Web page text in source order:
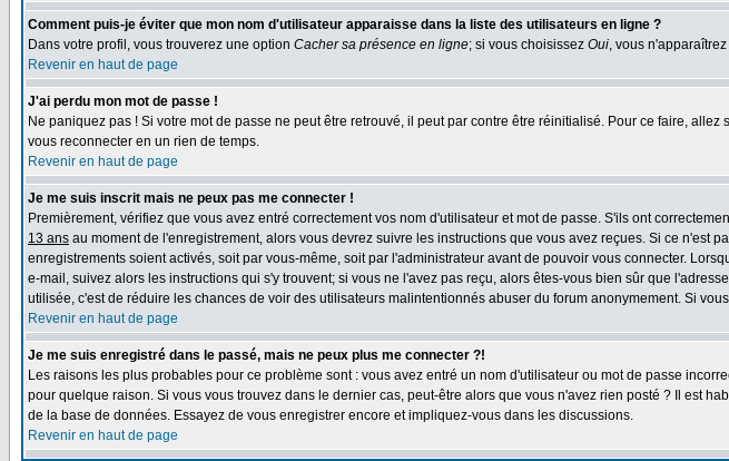
Comment puis-je éviter que mon nom d'utilisateur apparaisse dans la liste des utilisateurs en ligne ?
Dans votre profil, vous trouverez une option Cacher sa présence en ligne; si vous choisissez Oui, vous
Revenir en haut de page
J'ai perdu mon mot de passe !
Ne paniquez pas ! Si votre mot de passe ne peut être retrouvé, il peut par contre être réinitialisé. Pour ce faire,
vous reconnecter en un rien de temps.
Revenir en haut de page
Je me suis inscrit mais ne peux pas me connecter !
Premièrement, vérifiez que vous avez entré correctement vos nom d'utilisateur et mot de passe. S'ils ont
13 ans au moment de l'enregistrement, alors vous devrez suivre les instructions que vous avez reçues. Si ce n'est
enregistrements soient activés, soit par vous-même, soit par l'administrateur avant de pouvoir vous connecter.
e-mail, suivez alors les instructions qui s'y trouvent; si vous ne l'avez pas reçu, alors êtes-vous bien sûr que
utilisée, c'est de réduire les chances de voir des utilisateurs malintentionnés abuser du forum anonymement. Si
Revenir en haut de page
Je me suis enregistré dans le passé, mais ne peux plus me connecter ?!
Les raisons les plus probables pour ce problème sont : vous avez entré un nom d'utilisateur ou mot de passe
pour quelque raison. Si vous vous trouvez dans le dernier cas, peut-être alors que vous n'avez rien posté ? Il est
de la base de données. Essayez de vous enregistrer encore et impliquez-vous dans les discussions.
Revenir en haut de page